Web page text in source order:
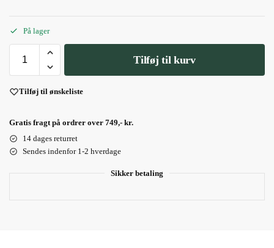
På lager
Tilføj til kurv
Tilføj til ønskeliste
Gratis fragt på ordrer over 749,- kr.
14 dages returret
Sendes indenfor 1-2 hverdage
Sikker betaling